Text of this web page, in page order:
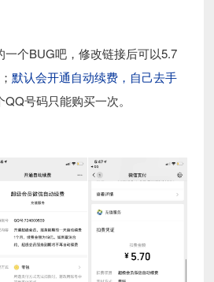
一个BUG吧，修改链接后可以5.7
默认会开通自动续费，自己去手
QQ号码只能购买一次。